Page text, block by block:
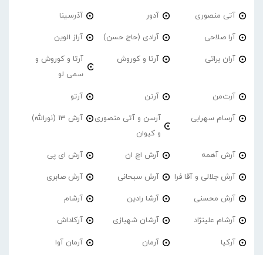
آتی منصوری آدور آذرسینا
آرا صلاحی آرادی (حاج حسن) آراز الوین
آران براتی آرتا و کوروش
آرتا و کوروش و
سمی لو
آرت‌من آرتن آرتو
آرسام سهرابی
آرسن و آتی منصوری
و کیوان
آرش 13 (نورالله)
آرش آهمه آرش اچ ان آرش ای پی
آرش جلالی و آقا فرا آرش سبحانی آرش صابری
آرش محسنی آرشا رادین آرشام
آرشام علینژاد آرشان شهبازی آرکاداش
آرکیا آرمان آرمان آوا